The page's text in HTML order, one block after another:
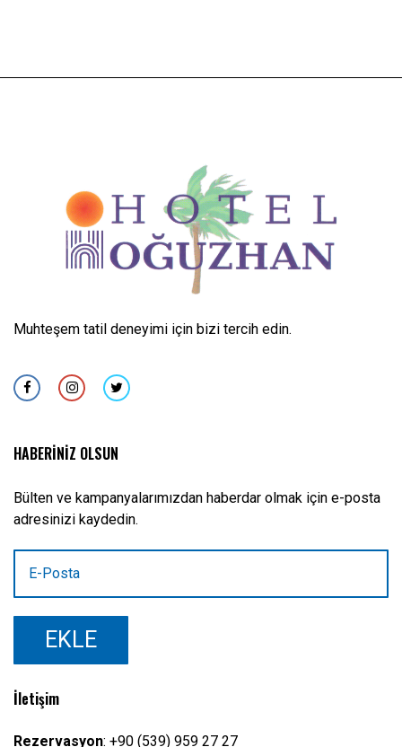
Muhteşem tatil deneyimi için bizi tercih edin.
HABERİNİZ OLSUN
Bülten ve kampanyalarımızdan haberdar olmak için e-posta
adresinizi kaydedin.
İletişim
Rezervasyon: +90 (539) 959 27 27